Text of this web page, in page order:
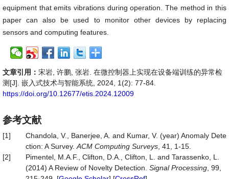
equipment that emits vibrations during operation. The method in this
paper can also be used to monitor other devices by replacing
sensors and computing features.
文章引用： 宋岩, 许鹏, 张岩. 在微控制器上实现在设备端训练的异常检
测[J]. 嵌入式技术与智能系统, 2024, 1(2): 77-84.
https://doi.org/10.12677/etis.2024.12009
参考文献
[1]
Chandola, V., Banerjee, A. and Kumar, V. (year) Anomaly Dete
ction: A Survey. ACM Computing Surveys , 41, 1-15.
[2]
Pimentel, M.A.F., Clifton, D.A., Clifton, L. and Tarassenko, L.
(2014) A Review of Novelty Detection. Signal Processing , 99,